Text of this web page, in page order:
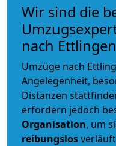
Wir sind die
nach Ettlingen
Umzüge nach
Angelegenheit,
Distanzen
erfordern jedoch
Organisation, um
reibungslos